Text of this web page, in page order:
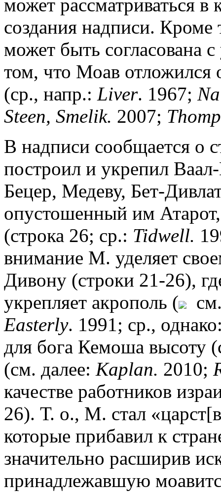
может рассматриваться в
создания надписи. Кроме
может быть согласована
том, что Моав отложился
(ср., напр.: Liver. 1967;
Steen, Smelik. 2007;
В надписи сообщается о
построил и укрепил
Бецер, Медеву, Бет-
опустошенный им
(cтрока 26; ср.: Tidwell.
внимание М. уделяет
Дивону (строки 21-26),
укрепляет акрополь (
Easterly. 1991; ср.,
для бога Кемоша высоту
(см. далее: Kaplan. 2010;
качестве работников
26). Т. о., М. стал
которые прибавил к
значительно расширив
принадлежавшую